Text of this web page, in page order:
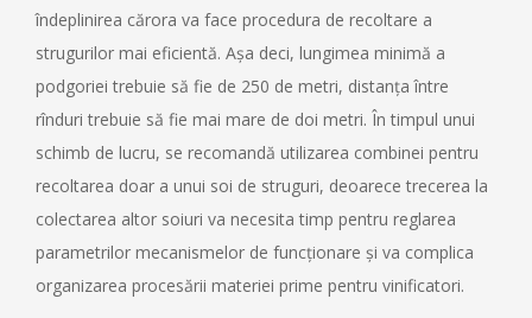
îndeplinirea cărora va face procedura de recoltare a
strugurilor mai eficientă. Așa deci, lungimea minimă a
podgoriei trebuie să fie de 250 de metri, distanța între
rînduri trebuie să fie mai mare de doi metri. În timpul unui
schimb de lucru, se recomandă utilizarea combinei pentru
recoltarea doar a unui soi de struguri, deoarece trecerea la
colectarea altor soiuri va necesita timp pentru reglarea
parametrilor mecanismelor de funcționare și va complica
organizarea procesării materiei prime pentru vinificatori.